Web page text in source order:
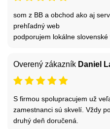
som z BB a obchod ako aj
prehľadný web
podporujem lokálne slovenské
Overený zákazník Daniel
S firmou spolupracujem už
zamestnanci sú skvelí. Vždy
druhý deň doručená.